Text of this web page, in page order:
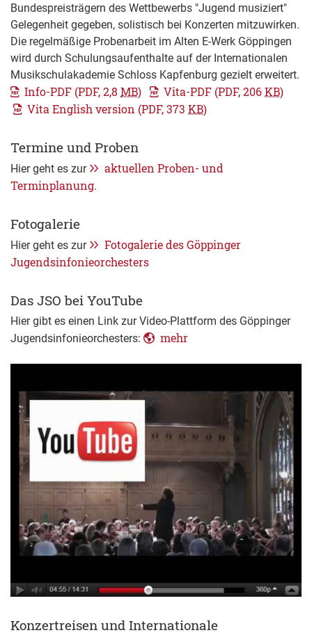
Bundespreisträgern des Wettbewerbs "Jugend musiziert"
Gelegenheit gegeben, solistisch bei Konzerten mitzuwirken.
Die regelmäßige Probenarbeit im Alten E-Werk Göppingen
wird durch Schulungsaufenthalte auf der Internationalen
Musikschulakademie Schloss Kapfenburg gezielt erweitert.
Info-PDF (PDF, 2,8 MB) Vita-PDF (PDF, 206KB)
Vita English version (PDF, 373 KB)
Termine und Proben
Hier geht es zur
aktuellen Proben- und
Terminplanung.
Fotogalerie
Hier geht es zur
Fotogalerie des Göppinger
Jugendsinfonieorchesters
Das JSO bei YouTube
Hier gibt es einen Link zur Video-Plattform des Göppinger
Jugendsinfonieorchesters:
mehr
Konzertreisen und Internationale